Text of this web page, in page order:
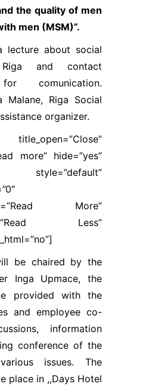
the quality of men
men (MSM)”.
lecture about social
and contact
comunication.
Malane, Riga Social
organizer.
more” hide=”yes”
style=”default”
More”
Less”
be chaired by the
Inga Upmace, the
provided with the
and employee co-
information
conference of the
issues. The
place in ,,Days Hotel